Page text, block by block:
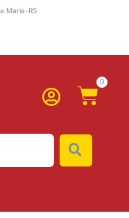
Maria-RS
0